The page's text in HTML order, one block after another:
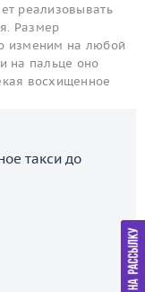
реализовывать
Размер
изменим на любой
на пальце оно
восхищенное
такси до